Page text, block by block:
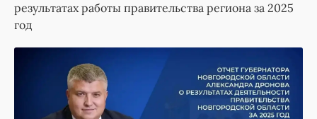
результатах работы правительства региона за 2025
год